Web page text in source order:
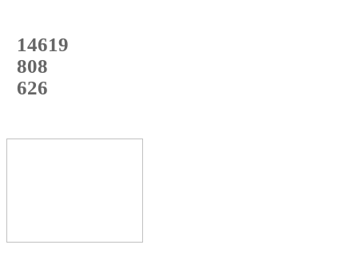
14619
с начала года
808
с начала месяца
626
с начала недели